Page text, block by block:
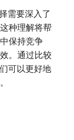
需要深入了
种理解将帮
保持竞争
。通过比较
可以更好地